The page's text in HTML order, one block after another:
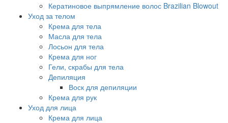
Кератиновое выпрямление волос Brazilian Blowout
Уход за телом
Крема для тела
Масла для тела
Лосьон для тела
Крема для ног
Гели, скрабы для тела
Депиляция
Воск для депиляции
Крема для рук
Уход для лица
Крема для лица